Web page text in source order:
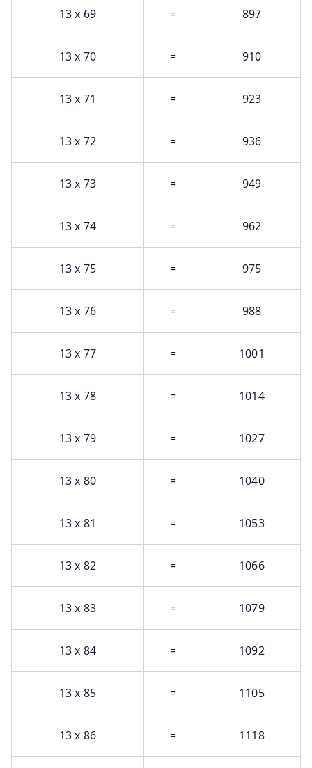
13 x 69 = 897
13 x 70 = 910
13 x 71 = 923
13 x 72 = 936
13 x 73 = 949
13 x 74 = 962
13 x 75 = 975
13 x 76 = 988
13 x 77 = 1001
13 x 78 = 1014
13 x 79 = 1027
13 x 80 = 1040
13 x 81 = 1053
13 x 82 = 1066
13 x 83 = 1079
13 x 84 = 1092
13 x 85 = 1105
13 x 86 = 1118